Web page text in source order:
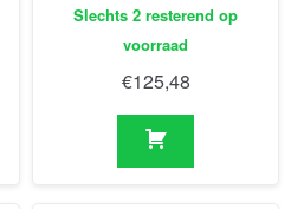
Slechts 2 resterend op
voorraad
€125,48